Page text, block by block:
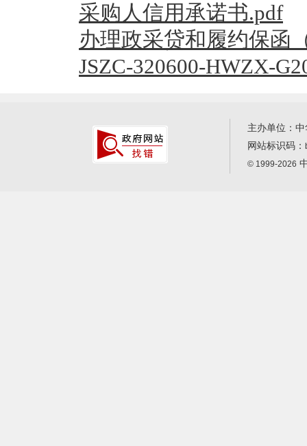
采购人信用承诺书.pdf
办理政采贷和履约保函
JSZC-320600-HWZX-
主办单位：
网站标识码：
© 1999-2026